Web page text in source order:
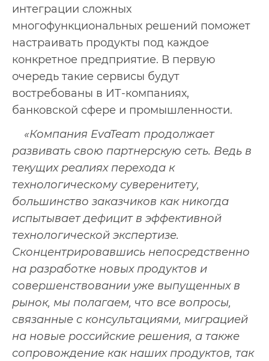
интеграции сложных
многофункциональных решений поможет
настраивать продукты под каждое
конкретное предприятие. В первую
очередь такие сервисы будут
востребованы в ИТ-компаниях,
банковской сфере и промышленности.
«Компания EvaTeam продолжает
развивать свою партнерскую сеть. Ведь в
текущих реалиях перехода к
технологическому суверенитету,
большинство заказчиков как никогда
испытывает дефицит в эффективной
технологической экспертизе.
Сконцентрировавшись непосредственно
на разработке новых продуктов и
совершенствовании уже выпущенных в
рынок, мы полагаем, что все вопросы,
связанные с консультациями, миграцией
на новые российские решения, а также
сопровождение как наших продуктов, так